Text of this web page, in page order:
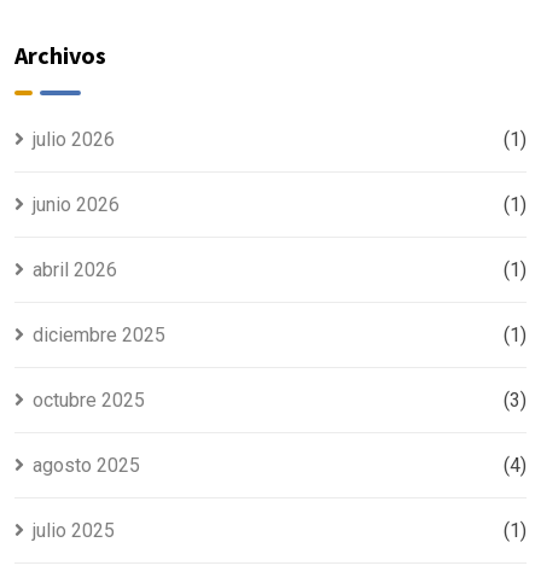
Archivos
julio 2026 (1)
junio 2026 (1)
abril 2026 (1)
diciembre 2025 (1)
octubre 2025 (3)
agosto 2025 (4)
julio 2025 (1)